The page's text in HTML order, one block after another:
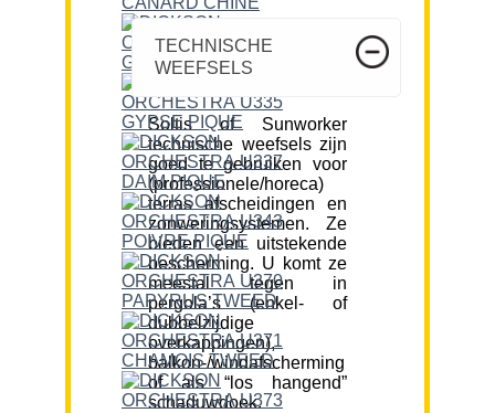
TECHNISCHE
WEEFSELS
Soltis of Sunworker
technische weefsels zijn
goed te gebruiken voor
(professionele/horeca)
terras afscheidingen en
zonweringsystemen. Ze
bieden een uitstekende
bescherming. U komt ze
meestal tegen in
pergola’s (enkel- of
dubbelzijdige
overkappingen),
balkon-/windafscherming
of als “los hangend”
schaduwdoek.